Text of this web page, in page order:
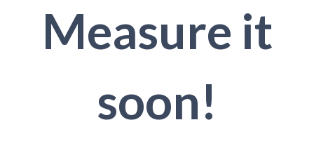
Measure it
soon!